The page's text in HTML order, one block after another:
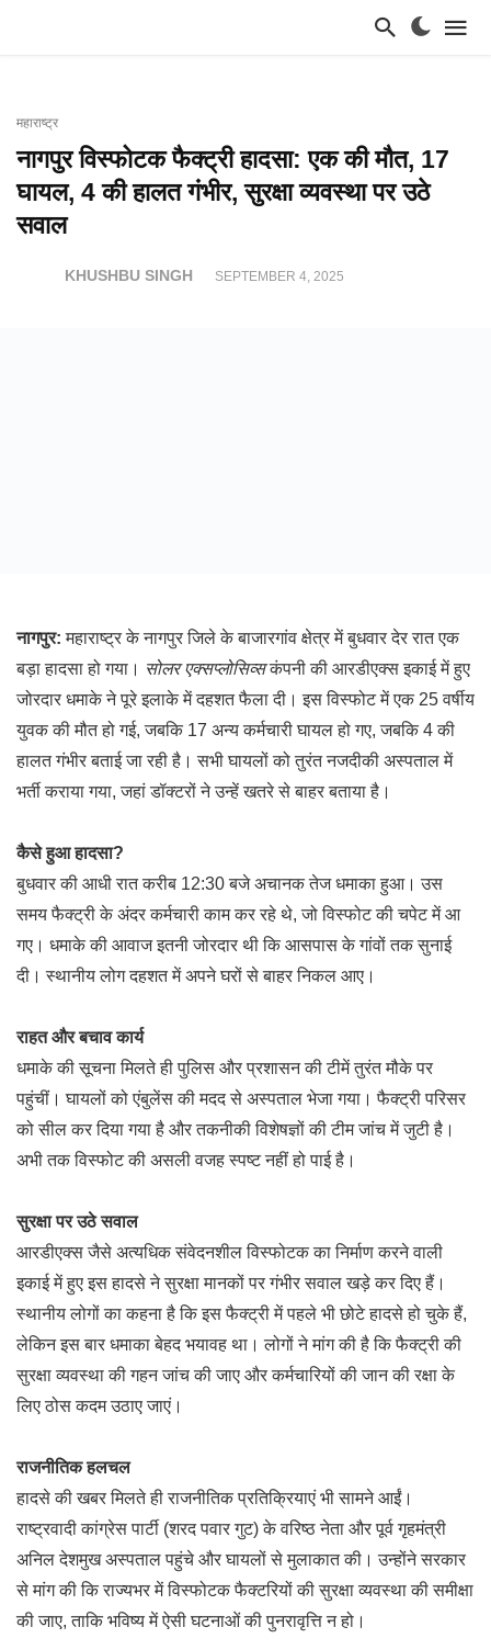
महाराष्ट्र
नागपुर विस्फोटक फैक्ट्री हादसा: एक की मौत, 17
घायल, 4 की हालत गंभीर, सुरक्षा व्यवस्था पर उठे
सवाल
KHUSHBU SINGH SEPTEMBER 4, 2025
नागपुर: महाराष्ट्र के नागपुर जिले के बाजारगांव क्षेत्र में बुधवार देर रात एक
बड़ा हादसा हो गया। सोलर एक्सप्लोसिव्सकंपनी की आरडीएक्स इकाई में हुए
जोरदार धमाके ने पूरे इलाके में दहशत फैला दी। इस विस्फोट में एक 25 वर्षीय
युवक की मौत हो गई, जबकि 17 अन्य कर्मचारी घायल हो गए, जबकि 4 की
हालत गंभीर बताई जा रही है। सभी घायलों को तुरंत नजदीकी अस्पताल में
भर्ती कराया गया, जहां डॉक्टरों ने उन्हें खतरे से बाहर बताया है।
कैसे हुआ हादसा?
बुधवार की आधी रात करीब 12:30 बजे अचानक तेज धमाका हुआ। उस
समय फैक्ट्री के अंदर कर्मचारी काम कर रहे थे, जो विस्फोट की चपेट में आ
गए। धमाके की आवाज इतनी जोरदार थी कि आसपास के गांवों तक सुनाई
दी। स्थानीय लोग दहशत में अपने घरों से बाहर निकल आए।
राहत और बचाव कार्य
धमाके की सूचना मिलते ही पुलिस और प्रशासन की टीमें तुरंत मौके पर
पहुंचीं। घायलों को एंबुलेंस की मदद से अस्पताल भेजा गया। फैक्ट्री परिसर
को सील कर दिया गया है और तकनीकी विशेषज्ञों की टीम जांच में जुटी है।
अभी तक विस्फोट की असली वजह स्पष्ट नहीं हो पाई है।
सुरक्षा पर उठे सवाल
आरडीएक्स जैसे अत्यधिक संवेदनशील विस्फोटक का निर्माण करने वाली
इकाई में हुए इस हादसे ने सुरक्षा मानकों पर गंभीर सवाल खड़े कर दिए हैं।
स्थानीय लोगों का कहना है कि इस फैक्ट्री में पहले भी छोटे हादसे हो चुके हैं,
लेकिन इस बार धमाका बेहद भयावह था। लोगों ने मांग की है कि फैक्ट्री की
सुरक्षा व्यवस्था की गहन जांच की जाए और कर्मचारियों की जान की रक्षा के
लिए ठोस कदम उठाए जाएं।
राजनीतिक हलचल
हादसे की खबर मिलते ही राजनीतिक प्रतिक्रियाएं भी सामने आईं।
राष्ट्रवादी कांग्रेस पार्टी (शरद पवार गुट) के वरिष्ठ नेता और पूर्व गृहमंत्री
अनिल देशमुख अस्पताल पहुंचे और घायलों से मुलाकात की। उन्होंने सरकार
से मांग की कि राज्यभर में विस्फोटक फैक्टरियों की सुरक्षा व्यवस्था की समीक्षा
की जाए, ताकि भविष्य में ऐसी घटनाओं की पुनरावृत्ति न हो।